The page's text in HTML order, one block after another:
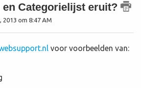
Categorielijst eruit?
2013 om 8:47 AM
voor voorbeelden van: